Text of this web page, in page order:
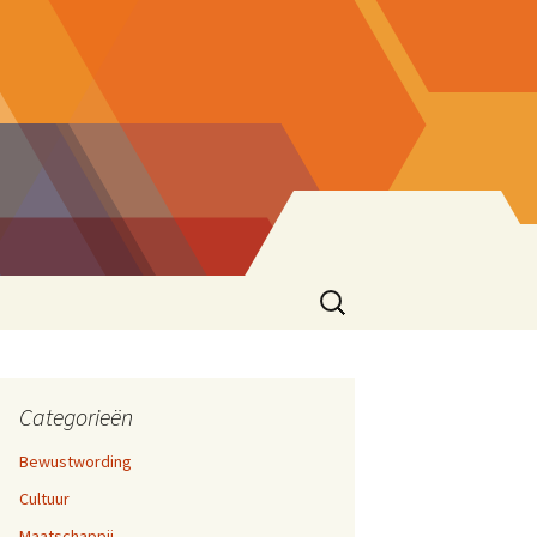
17,
Zoeken
naar:
Categorieën
Bewustwording
Cultuur